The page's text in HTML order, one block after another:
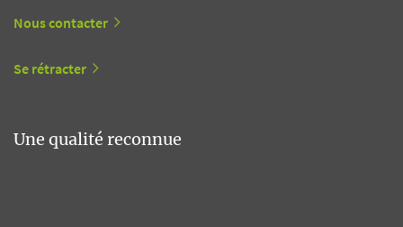
Nous contacter
Se rétracter
Une qualité reconnue